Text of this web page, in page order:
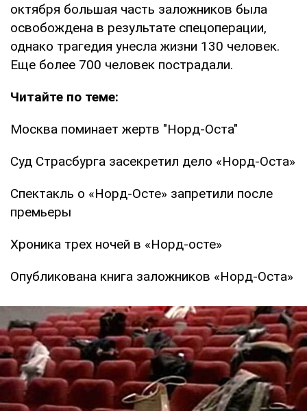
октября большая часть заложников была
освобождена в результате спецоперации,
однако трагедия унесла жизни 130 человек.
Еще более 700 человек пострадали.
Читайте по теме:
Москва поминает жертв "Норд-Оста"
Суд Страсбурга засекретил дело «Норд-Оста»
Спектакль о «Норд-Осте» запретили после
премьеры
Хроника трех ночей в «Норд-осте»
Опубликована книга заложников «Норд-Оста»